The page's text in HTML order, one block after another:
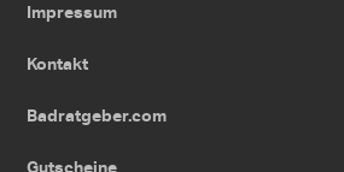
Impressum
Kontakt
Badratgeber.com
Gutscheine